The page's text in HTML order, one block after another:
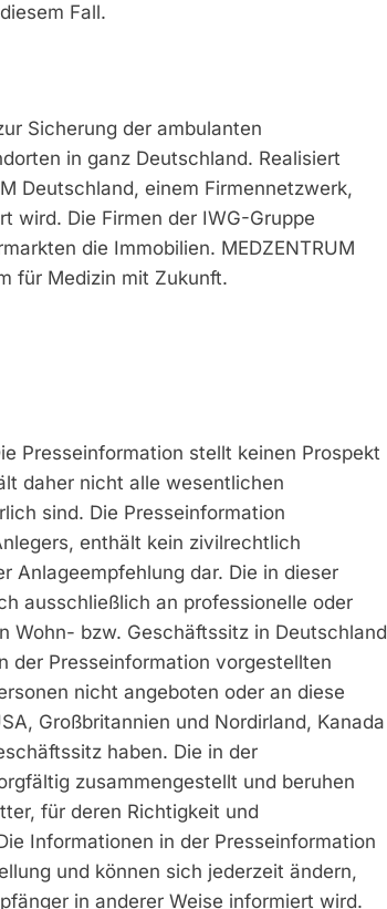
Fall.
Sicherung der ambulanten
in ganz Deutschland. Realisiert
Deutschland, einem Firmennetzwerk,
wird. Die Firmen der IWG-Gruppe
die Immobilien. MEDZENTRUM
für Medizin mit Zukunft.
Presseinformation stellt keinen Prospekt
daher nicht alle wesentlichen
sind. Die Presseinformation
enthält kein zivilrechtlich
Anlageempfehlung dar. Die in dieser
ausschließlich an professionelle oder
Wohn- bzw. Geschäftssitz in Deutschland
der Presseinformation vorgestellten
nicht angeboten oder an diese
Großbritannien und Nordirland, Kanada
haben. Die in der
zusammengestellt und beruhen
für deren Richtigkeit und
Informationen in der Presseinformation
und können sich jederzeit ändern,
in anderer Weise informiert wird.